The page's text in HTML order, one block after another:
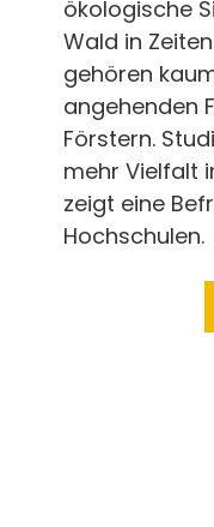
ökologische
Wald in
gehören
angehenden
Förstern.
mehr Vielfalt
zeigt eine
Hochschulen.